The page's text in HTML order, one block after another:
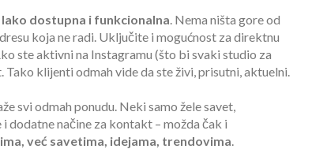
dostupna i funkcionalna . Nema ništa gore od
koja ne radi. Uključite i mogućnost za direktnu
ste aktivni na Instagramu (što bi svaki studio za
klijenti odmah vide da ste živi, prisutni, aktuelni.
svi odmah ponudu. Neki samo žele savet,
dodatne načine za kontakt – možda čak i
već savetima, idejama, trendovima